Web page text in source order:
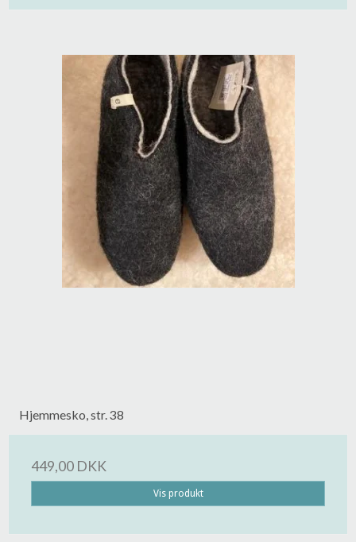
Hjemmesko, str. 38
449,00 DKK
Vis produkt